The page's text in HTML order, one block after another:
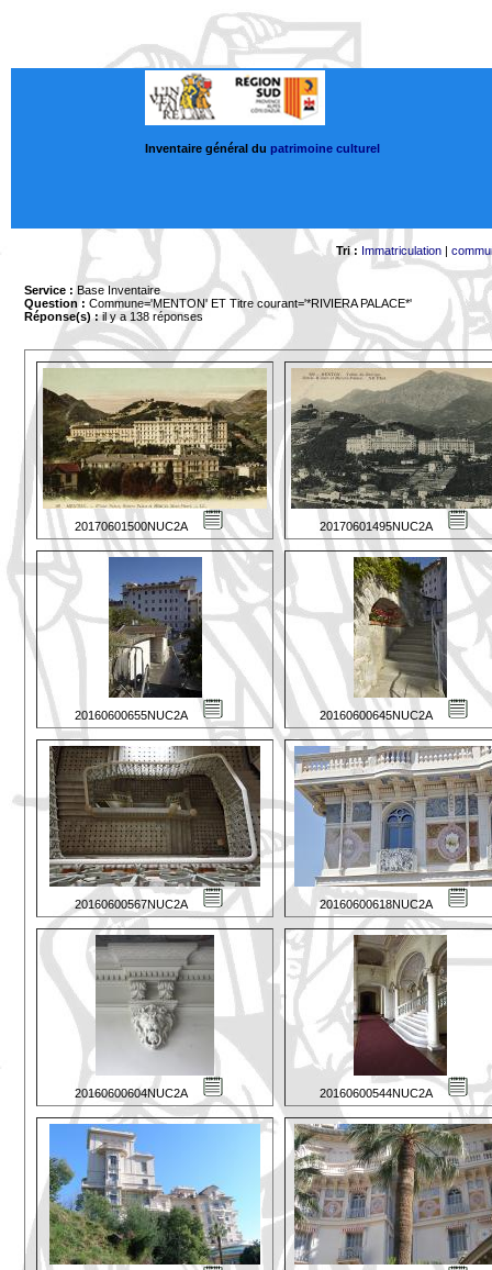
Inventaire général du patrimoine culturel
Tri : Immatriculation |
Service : Base Inventaire
Question : Commune='MENTON' ET Titre courant='*RIVIERA PALACE*'
Réponse(s) :il y a 138 réponses
20170601500NUC2A 20170601495NUC2A
20160600655NUC2A 20160600645NUC2A
20160600567NUC2A 20160600618NUC2A
20160600604NUC2A 20160600544NUC2A